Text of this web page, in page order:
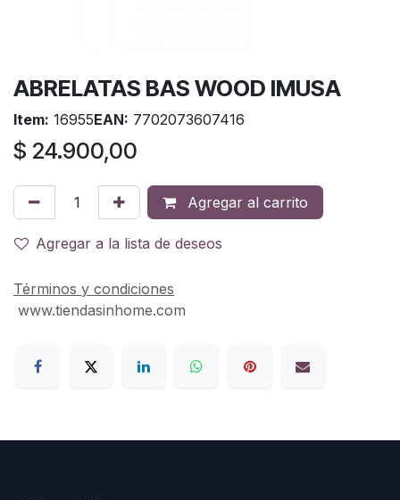
ABRELATAS BAS WOOD IMUSA
Item: 16955EAN: 7702073607416
$ 24.900,00
Agregar al carrito
Agregar a la lista de deseos
Términos y condiciones
www.tiendasinhome.com